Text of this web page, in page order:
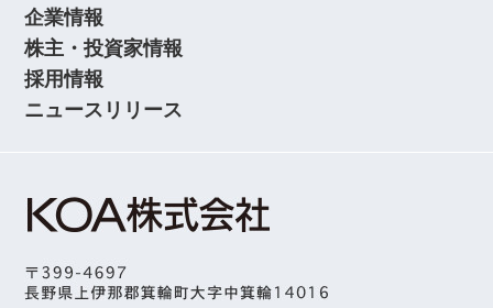
企業情報
株主・投資家情報
採用情報
ニュースリリース